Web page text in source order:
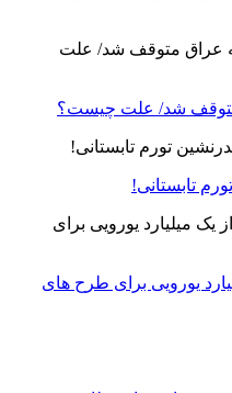
متوقف شد/ علت چیست؟
یورویی برای طرح های